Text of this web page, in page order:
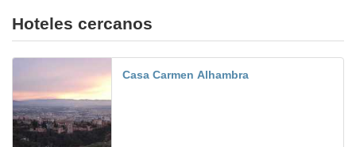
Hoteles cercanos
Casa Carmen Alhambra